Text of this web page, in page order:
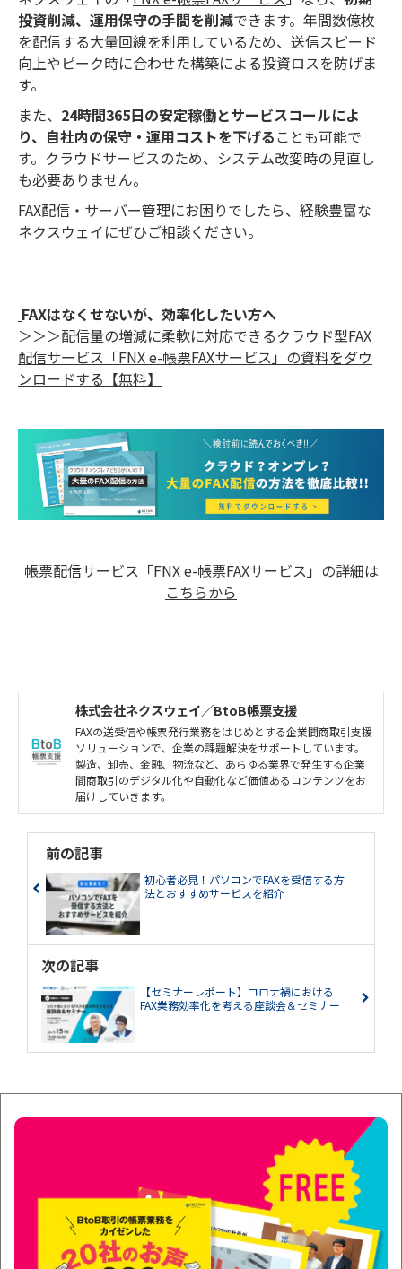
投資削減、運用保守の手間を削減できます。年間数億枚
を配信する大量回線を利用しているため、送信スピード
向上やピーク時に合わせた構築による投資ロスを防げま
す。
また、 24時間365日の安定稼働とサービスコールによ
り、自社内の保守・運用コストを下げる ことも可能で
す。クラウドサービスのため、システム改変時の見直し
も必要ありません。
FAX配信・サーバー管理にお困りでしたら、経験豊富な
ネクスウェイにぜひご相談ください。
FAXはなくせないが、効率化したい方へ
＞＞＞配信量の増減に柔軟に対応できるクラウド型FAX
配信サービス「FNX e-帳票FAXサービス」の資料をダウ
ンロードする【無料】
帳票配信サービス「FNX e-帳票FAXサービス」の詳細は
こちらから
株式会社ネクスウェイ／BtoB帳票支援
FAXの送受信や帳票発行業務をはじめとする企業間商取引支援
ソリューションで、企業の課題解決をサポートしています。
製造、卸売、金融、物流など、あらゆる業界で発生する企業
間商取引のデジタル化や自動化など価値あるコンテンツをお
届けしていきます。
前の記事
初心者必見！パソコンでFAXを受信する方
法とおすすめサービスを紹介
次の記事
【セミナーレポート】コロナ禍における
FAX業務効率化を考える座談会＆セミナー